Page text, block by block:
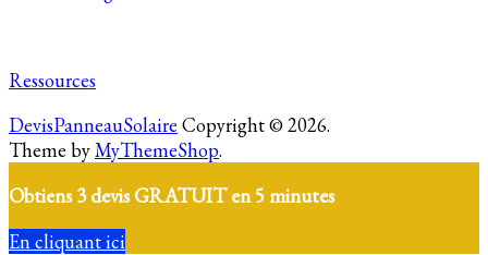
Ressources
DevisPanneauSolaire Copyright © 2026.
Theme byMyThemeShop.
Obtiens 3 devis GRATUIT en 5 minutes
En cliquant ici